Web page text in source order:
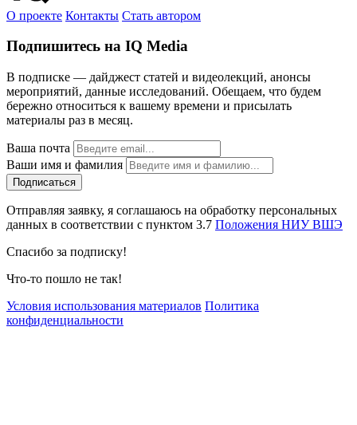
О проекте Контакты Стать автором
Подпишитесь на IQ Media
В подписке — дайджест статей и видеолекций, анонсы
мероприятий, данные исследований. Обещаем, что будем
бережно относиться к вашему времени и присылать
материалы раз в месяц.
Ваша почта
Ваши имя и фамилия
Отправляя заявку, я соглашаюсь на обработку персональных
данных в соответствии с пунктом 3.7 Положения НИУ ВШЭ
Спасибо за подписку!
Что-то пошло не так!
Условия использования материалов Политика
конфиденциальности